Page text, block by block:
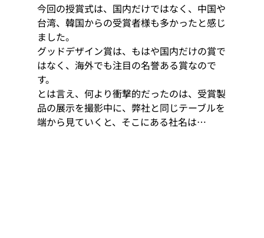
今回の授賞式は、国内だけではなく、中国や
台湾、韓国からの受賞者様も多かったと感じ
ました。
グッドデザイン賞は、もはや国内だけの賞で
はなく、海外でも注目の名誉ある賞なので
す。
とは言え、何より衝撃的だったのは、受賞製
品の展示を撮影中に、弊社と同じテーブルを
端から見ていくと、そこにある社名は…